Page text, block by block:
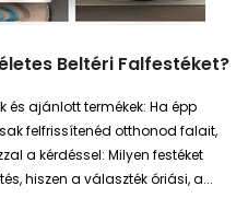
Beltéri Falfestéket?
és ajánlott termékek: Ha épp
felfrissítenéd otthonod falait,
a kérdéssel: Milyen festéket
hiszen a választék óriási, a...